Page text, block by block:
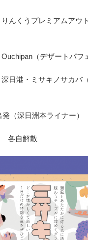
んくうプレミアムアウ
（デザートパフ
日港・ミサキノサカバ
（深日洲本ライナー）
各自解散